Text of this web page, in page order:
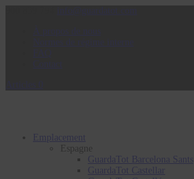
Emplacement
Espagne
GuardaTot Barcelona Sants
GuardaTot Castellar